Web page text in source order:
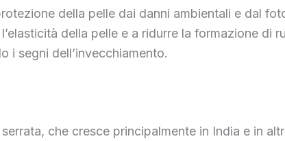
della pelle dai danni ambientali e dal
della pelle e a ridurre la formazione di
i segni dell’invecchiamento.
che cresce principalmente in India e in